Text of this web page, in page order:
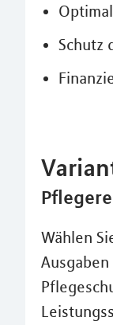
Schutz
Wählen